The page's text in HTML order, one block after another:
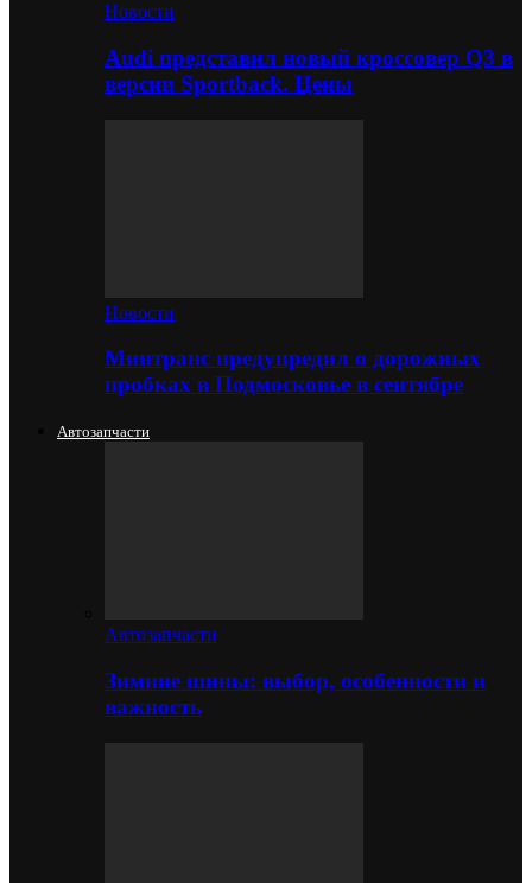
Новости
Audi представил новый кроссовер Q3 в
версии Sportback. Цены
Новости
Минтранс предупредил о дорожных
пробках в Подмосковье в сентябре
Автозапчасти
Автозапчасти
Зимние шины: выбор, особенности и
важность